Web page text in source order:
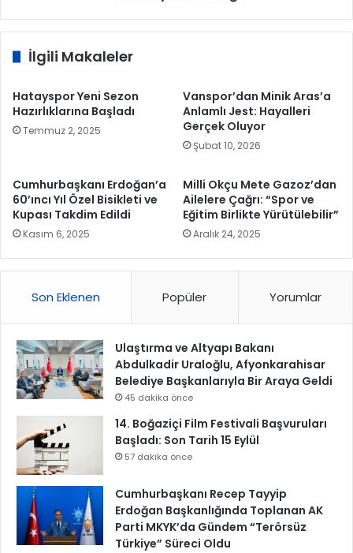
İlgili Makaleler
Hatayspor Yeni Sezon
Hazırlıklarına Başladı
Temmuz 2, 2025
Vanspor’dan Minik Aras’a
Anlamlı Jest: Hayalleri
Gerçek Oluyor
Şubat 10, 2026
Cumhurbaşkanı Erdoğan’a
60’ıncı Yıl Özel Bisikleti ve
Kupası Takdim Edildi
Kasım 6, 2025
Milli Okçu Mete Gazoz’dan
Ailelere Çağrı: “Spor ve
Eğitim Birlikte Yürütülebilir”
Aralık 24, 2025
Son Eklenen Popüler Yorumlar
Ulaştırma ve Altyapı Bakanı
Abdulkadir Uraloğlu, Afyonkarahisar
Belediye Başkanlarıyla Bir Araya Geldi
45 dakika önce
14. Boğaziçi Film Festivali Başvuruları
Başladı: Son Tarih 15 Eylül
57 dakika önce
Cumhurbaşkanı Recep Tayyip
Erdoğan Başkanlığında Toplanan AK
Parti MKYK’da Gündem “Terörsüz
Türkiye” Süreci Oldu